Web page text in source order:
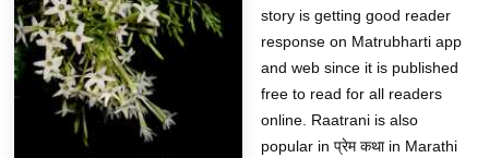
story is getting good reader
response on Matrubharti app
and web since it is published
free to read for all readers
online. Raatrani is also
popular in प्रेम कथा in Marathi